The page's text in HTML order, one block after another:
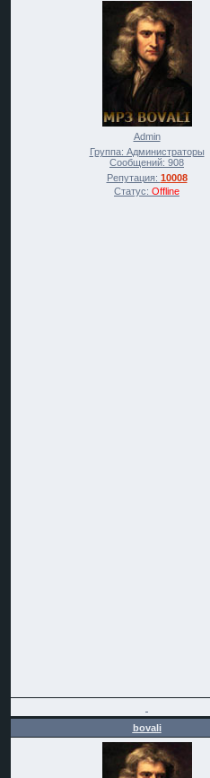
Admin
Группа: Администраторы
Сообщений: 908
Репутация: 10008
Статус: Offline
bovali